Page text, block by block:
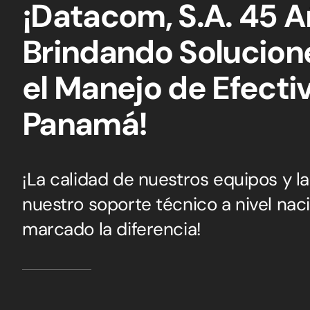
¡Datacom, S.A. 45
Brindando
el Manejo de
Panamá!
¡La calidad de nuestros equipos y
nuestro soporte técnico a nivel
marcado la diferencia!